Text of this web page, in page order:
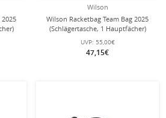
Wilson
Wilson Racketbag Team Bag 2025
(Schlägertasche, 1 Hauptfächer)
navyblau 3er
UVP: 55,00€
47,15€